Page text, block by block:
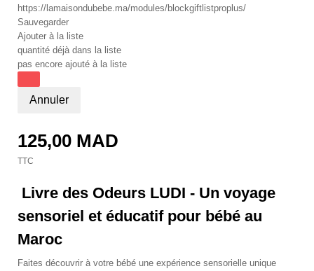
https://lamaisondubebe.ma/modules/blockgiftlistproplus/
Sauvegarder
Ajouter à la liste
quantité déjà dans la liste
pas encore ajouté à la liste
Annuler
125,00 MAD
TTC
Livre des Odeurs LUDI - Un voyage
sensoriel et éducatif pour bébé au
Maroc
Faites découvrir à votre bébé une expérience sensorielle unique